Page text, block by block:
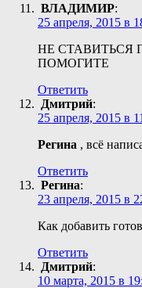
ВЛАДИМИР:
25 апреля, 2015 в
НЕ СТАВИТЬСЯ
ПОМОГИТЕ
Ответить
Дмитрий:
25 апреля, 2015 в
Регина , всё
Ответить
Регина:
23 апреля, 2015 в
Как добавить
Ответить
Дмитрий:
10 марта, 2015 в